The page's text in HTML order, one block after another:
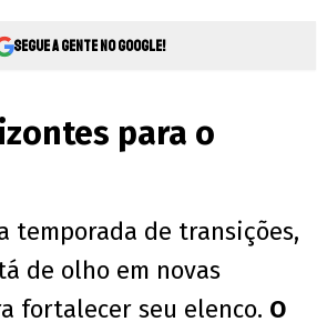
Segue a gente no Google!
para o
temporada de transições,
de olho em novas
fortalecer seu elenco. O